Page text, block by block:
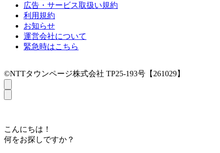
広告・サービス取扱い規約
利用規約
お知らせ
運営会社について
緊急時はこちら
©NTTタウンページ株式会社 TP25-193号【261029】
こんにちは！
何をお探しですか？